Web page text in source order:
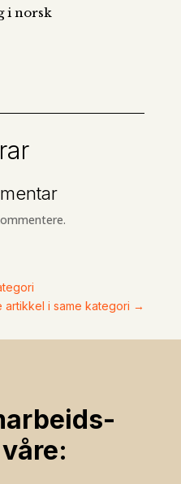
i norsk
artikkel i same kategori →